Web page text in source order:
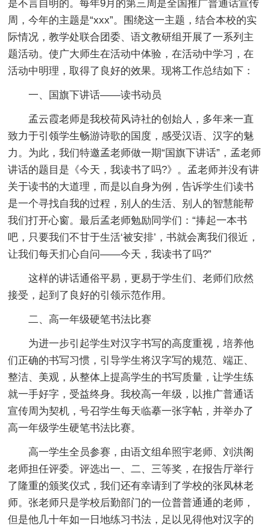
是不言自明的。每年9月的第三周是全国推广普通话宣传
周，今年的主题是“xxx”。围绕这一主题，结合本校的实
际情况，教学处联合团委、语文教研组开展了一系列主
题活动。使广大师生在活动中体验，在活动中学习，在
活动中明理，取得了良好的效果。现将工作总结如下：
一、国旗下讲话——读书动员
孟云霞老师是我校荷风诗社的创始人，多年来一直
致力于引领学生畅游诗歌的国度，感受汉语、汉字的魅
力。为此，我们特邀孟老师做一期“国旗下讲话”，孟老师
讲话的题目是《今天，我读书了吗?》。孟老师并没有讲
关于读书的大道理，而是以自身为例，告诉学生们读书
是一个寻找自我的过程，别人的生活、别人的智慧能帮
我们打开心窗。最后孟老师勉励同学们：“捧起一本书
吧，只要我们不甘于生活‘被安排’，书就会离我们很近，
让我们每天扪心自问——今天，我读书了吗?”
这样的讲话通俗平易，更易于学生们、老师们欣然
接受，起到了良好的引领示范作用。
二、高一年级硬笔书法比赛
为进一步引起学生对汉字书写的高度重视，培养他
们正确的书写习惯，引导学生将汉字写的规范、端正、
整洁、美观，从整体上提高学生的书写质量，让学生练
就一手好字，受益终身。我校高一年级，以推广普通话
宣传周为契机，号召学生每天临摹一张字帖，并举办了
高一年级学生硬笔书法比赛。
高一学生全员参赛，由语文组牟照宇老师、刘洪阁
老师担任评委。评选出一、二、三等奖，在报告厅举行
了隆重的颁奖仪式，我们还有幸请到了学校的张凤林老
师。张老师只是学校后勤部门的一位普普通通的老师，
但是他几十年如一日地练习书法，足以见得他对汉字的